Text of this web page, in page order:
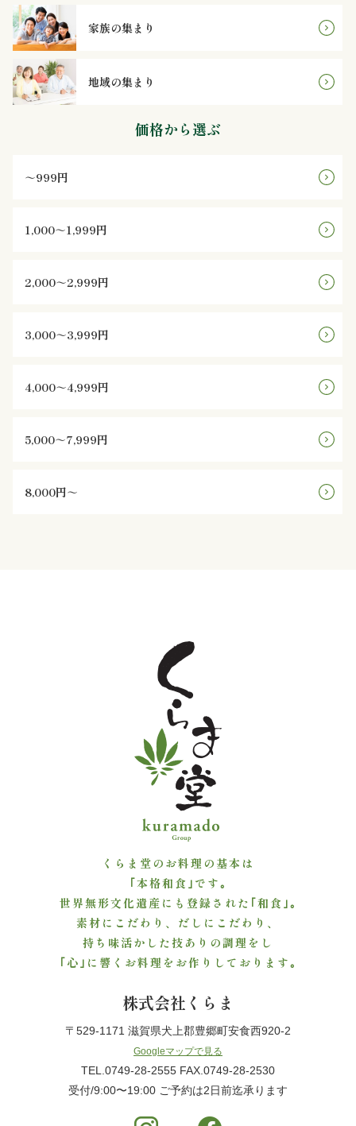
も
て
な
楽・
集
999
1,000
1,999
家族の集まり
地域の集まり
価格から選ぶ
～999円
1,000～1,999円
2,000～2,999円
3,000～3,999円
4,000～4,999円
5,000～7,999円
8,000円～
くらま堂のお料理の基本は
｢本格和食｣です｡
世界無形文化遺産にも登録された｢和食｣｡
素材にこだわり、だしにこだわり、
持ち味活かした技ありの調理をし
｢心｣に響くお料理をお作りしております｡
株式会社くらま
〒529-1171 滋賀県犬上郡豊郷町安食西920-2
Googleマップで見る
TEL.0749-28-2555 FAX.0749-28-2530
受付/9:00〜19:00 ご予約は2日前迄承ります